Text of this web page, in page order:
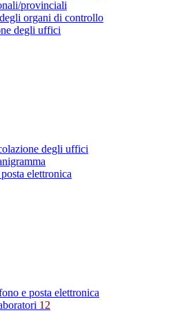
provinciali
organi di controllo
degli uffici
degli uffici
elettronica
e posta elettronica
12